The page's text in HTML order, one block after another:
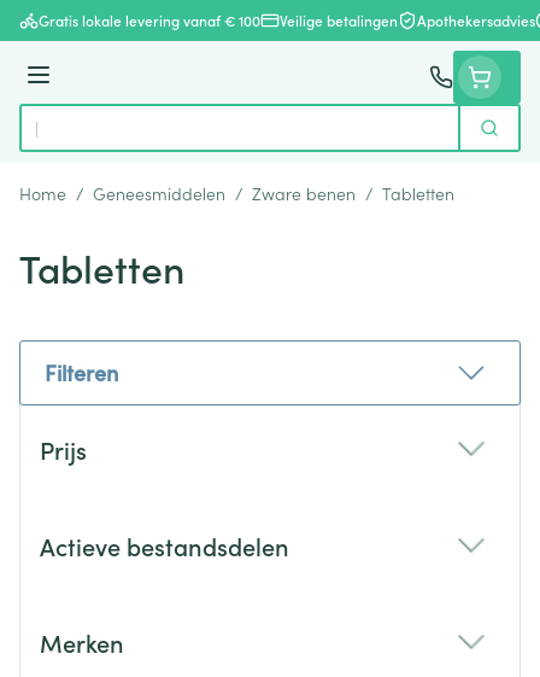
Ga naar de inhoud
Gratis lokale levering vanaf € 100 Veilige betalingen Apothekersadvies
Menu
Product, merk, categorie...
Zoek
Home / Geneesmiddelen / Zware benen / Tabletten
Tabletten
Filteren
Prijs
Actieve bestandsdelen
Merken